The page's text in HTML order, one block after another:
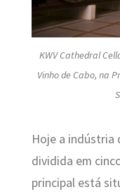
KWV Cathedral
Vinho de Cabo, na
Hoje a indústria
dividida em
principal está